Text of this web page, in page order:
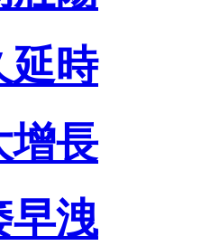
延時
增長
早洩